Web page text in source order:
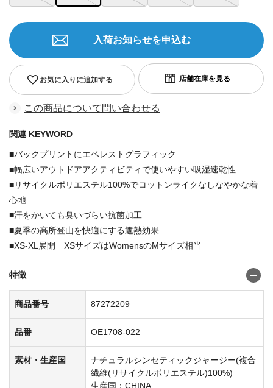
お気に入りに追加する
入荷お知らせを申込む
この商品について問い合わせる
関連 KEYWORD
■バックプリントにエベレストグラフィック
■幅広いアウトドアアクティビティで使いやすい吸湿速乾性
■リサイクルポリエステル100%でコットンライクなしなやかな着
心地
■汗をかいても臭いづらい抗菌加工
■夏季の高所登山を快適にする遮熱効果
■XS-XL展開 XSサイズはWomensのMサイズ相当
特徴
商品番号 87272209
品番 OE1708-022
素材・生産国
ナチュラルシンセティックジャージー(複合
繊維(リサイクルポリエステル)100%)
生産国：CHINA